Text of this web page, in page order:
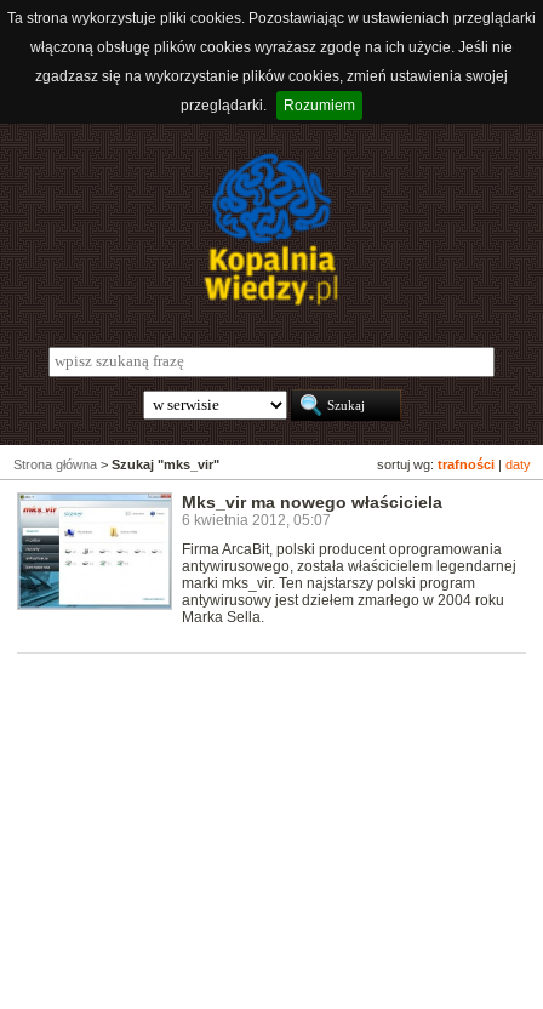
Ta strona wykorzystuje pliki cookies. Pozostawiając w ustawieniach przeglądarki
włączoną obsługę plików cookies wyrażasz zgodę na ich użycie. Jeśli nie
zgadzasz się na wykorzystanie plików cookies, zmień ustawienia swojej
przeglądarki.
Rozumiem
sortuj wg: trafności daty
Strona główna > Szukaj "mks_vir"
Mks_vir ma nowego właściciela
6 kwietnia 2012, 05:07
Firma ArcaBit, polski producent oprogramowania
antywirusowego, została właścicielem legendarnej
marki mks_vir. Ten najstarszy polski program
antywirusowy jest dziełem zmarłego w 2004 roku
Marka Sella.